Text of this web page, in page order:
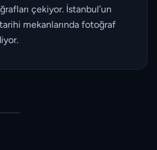
çekiyor. İstanbul’un
mekanlarında fotoğraf